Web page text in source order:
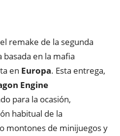
remake de la segunda
en la mafia
en Europa. Esta entrega,
Engine
para la ocasión,
habitual de la
montones de minijuegos y